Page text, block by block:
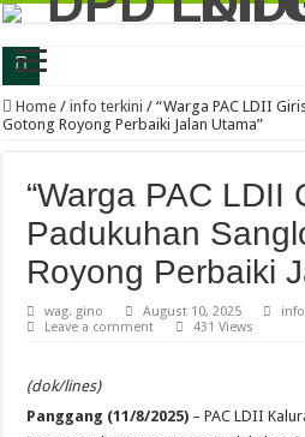
Latih Jiwa Kritis dan Problem Solving,
LDII Gunungkidul dan Kejari Perkuat
LDII Gunungkidul Gandeng DLH, Siapkan
LDII Gunungkidul Ambil Bagian dalam
Festival Anak Sholeh 2026 LDII
LDII Gunungkidul dan BSI Jalin
FGD LDII Gunungkidul Kupas Psikologi
Home / info terkini / “Warga PAC LDII
Gotong Royong Perbaiki Jalan Utama”
“Warga PAC LDII
Padukuhan
Royong Perbaiki
wag. gino August 10, 2025
Leave a comment
431 Views
(dok/lines)
Panggang (11/8/2025) – PAC LDII